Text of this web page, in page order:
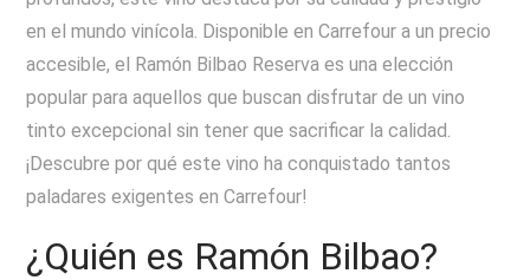
en el mundo vinícola. Disponible en Carrefour a un precio
accesible, el Ramón Bilbao Reserva es una elección
popular para aquellos que buscan disfrutar de un vino
tinto excepcional sin tener que sacrificar la calidad.
¡Descubre por qué este vino ha conquistado tantos
paladares exigentes en Carrefour!
¿Quién es Ramón Bilbao?